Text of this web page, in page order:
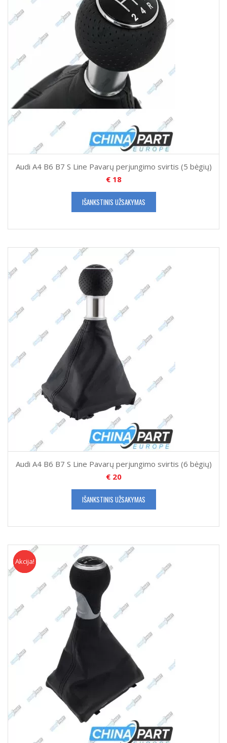
Audi A4 B6 B7 S Line Pavarų perjungimo svirtis (5 bėgių)
€18
IŠANKSTINIS UŽSAKYMAS
Audi A4 B6 B7 S Line Pavarų perjungimo svirtis (6 bėgių)
€20
IŠANKSTINIS UŽSAKYMAS
Akcija
Akcija!